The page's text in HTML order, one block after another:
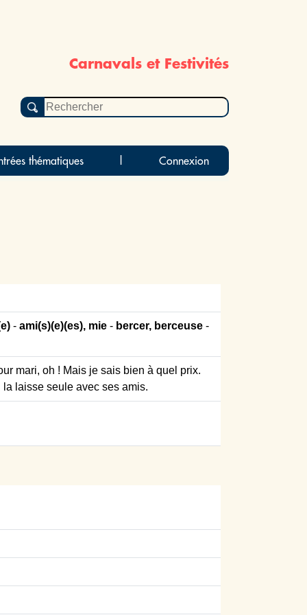
Carnavals et Festivités
thématiques Connexion
- ami(s)(e)(es), mie - bercer, berceuse -
mari, oh ! Mais je sais bien à quel prix.
laisse seule avec ses amis.